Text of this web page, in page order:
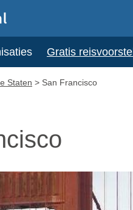
Gratis reisvoorstel
Staten > San Francisco